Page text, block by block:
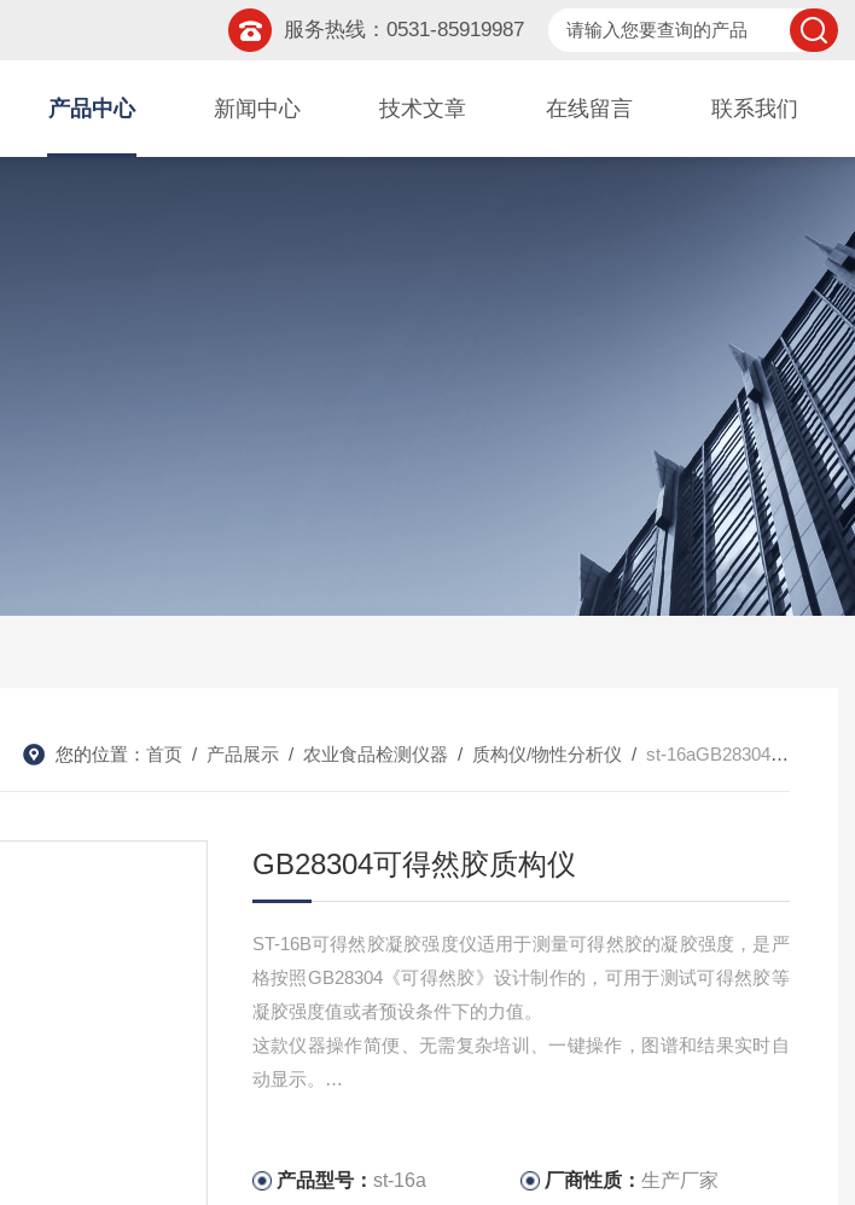
服务热线：0531-85919987
产品中心 新闻中心 技术文章 在线留言 联系我们
您的位置： 首页/ 产品展示/ 农业食品检测仪器 / 质构仪/物性分析仪 / st-16aGB28304可得然胶质构仪
GB28304可得然胶质构仪
ST-16B可得然胶凝胶强度仪适用于测量可得然胶的凝胶强度，是严
格按照GB28304《可得然胶》设计制作的，可用于测试可得然胶等
凝胶强度值或者预设条件下的力值。
这款仪器操作简便、无需复杂培训、一键操作，图谱和结果实时自
动显示。
产品型号： st-16a 厂商性质：生产厂家